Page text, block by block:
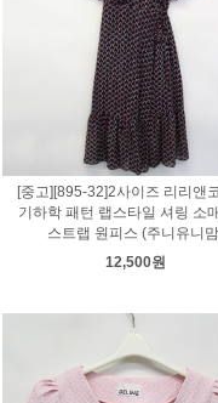
[중고][895-32]2사이즈 리리앤
기하학 패턴 랩스타일 셔링 소
스트랩 원피스 (주니유니
12,500원